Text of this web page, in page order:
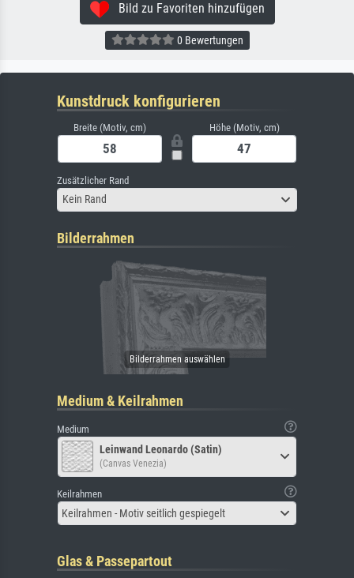
Bild zu Favoriten hinzufügen
0 Bewertungen
Kunstdruck konfigurieren
Breite (Motiv, cm) Höhe (Motiv, cm)
Zusätzlicher Rand
Kein Rand
Bilderrahmen
Medium & Keilrahmen
Medium
Leinwand Leonardo (Satin)
(Canvas Venezia)
Keilrahmen
Keilrahmen - Motiv seitlich gespiegelt
Glas & Passepartout